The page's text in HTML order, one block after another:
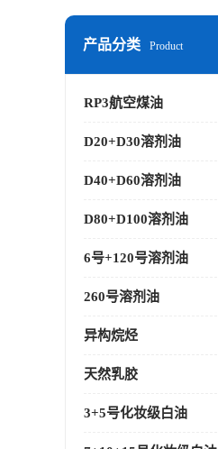
产品分类 Product
RP3航空煤油
D20+D30溶剂油
D40+D60溶剂油
D80+D100溶剂油
6号+120号溶剂油
260号溶剂油
异构烷烃
天然乳胶
3+5号化妆级白油